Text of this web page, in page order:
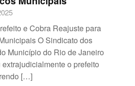
e Cobra Reajuste para
O Sindicato dos
Município do Rio de Janeiro
o prefeito
[…]